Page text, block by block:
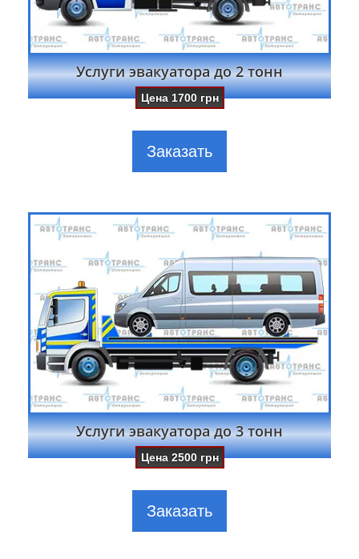
Услуги эвакуатора до 2 тонн
Цена1700 грн
Заказать
Услуги эвакуатора до 3 тонн
Цена2500 грн
Заказать